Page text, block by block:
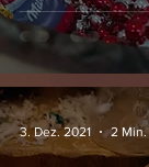
3. Dez. 2021